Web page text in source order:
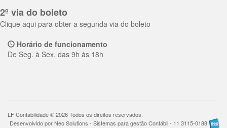
2º via do boleto
Clique aqui para obter a segunda via do boleto
Horário de funcionamento
De Seg. à Sex. das 9h às 18h
LF Contabilidade © 2026 Todos os direitos reservados.
Desenvolvido por Neo Solutions - Sistemas para gestão Contábil - 11 3115-0188